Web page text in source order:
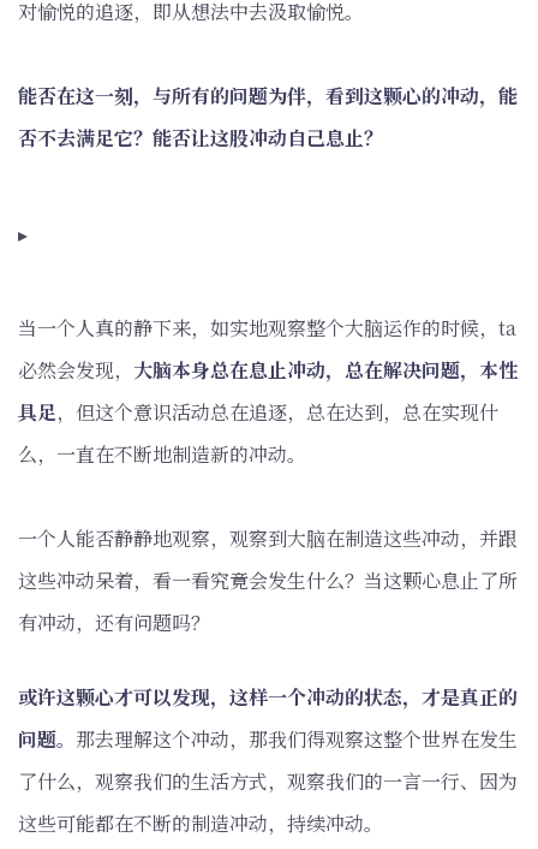
对愉悦的追逐，即从想法中去汲取愉悦。
能否在这一刻，与所有的问题为伴，看到这颗心的冲动，能
否不去满足它？能否让这股冲动自己息止？
▸
当一个人真的静下来，如实地观察整个大脑运作的时候，ta
必然会发现， 大脑本身总在息止冲动，总在解决问题，本性
具足，但这个意识活动总在追逐，总在达到，总在实现什
么，一直在不断地制造新的冲动。
一个人能否静静地观察，观察到大脑在制造这些冲动，并跟
这些冲动呆着，看一看究竟会发生什么？当这颗心息止了所
有冲动，还有问题吗？
或许这颗心才可以发现，这样一个冲动的状态，才是真正的
问题。 那去理解这个冲动，那我们得观察这整个世界在发生
了什么，观察我们的生活方式，观察我们的一言一行、因为
这些可能都在不断的制造冲动，持续冲动。